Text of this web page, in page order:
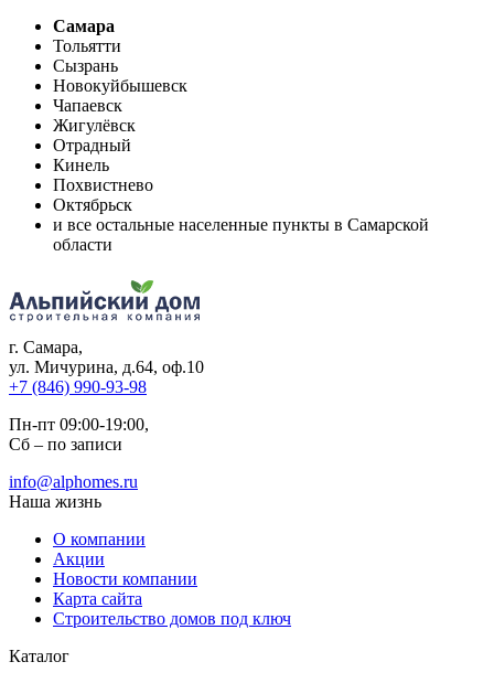
Самара
Тольятти
Сызрань
Новокуйбышевск
Чапаевск
Жигулёвск
Отрадный
Кинель
Похвистнево
Октябрьск
и все остальные населенные пункты в Самарской
области
г. Самара,
ул. Мичурина, д.64, оф.10
+7 (846) 990-93-98
Пн-пт 09:00-19:00,
Сб – по записи
info@alphomes.ru
Наша жизнь
О компании
Акции
Новости компании
Карта сайта
Строительство домов под ключ
Каталог